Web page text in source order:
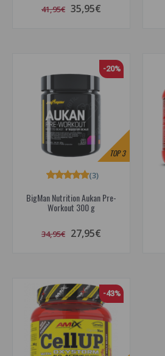
41,95€ 35,95€
TOP3
-20%
BigMan Nutrition Aukan Pre-
Workout 300 g
(3)
34,95€ 27,95€
-43%